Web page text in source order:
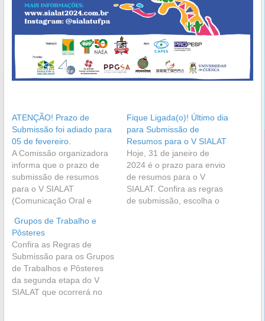
ATENÇÃO! Prazo de
Submissão foi adiado para
05 de fevereiro.
A Comissão organizadora
informa que o prazo de
submissão de resumos
para o V SIALAT
(Comunicação Oral e
de fevereiro. CLIQUE AQUI
para entrar na página de
Submissão de Trabalhos.
Fique Ligada(o)! Último dia
para Submissão de
Resumos para o V SIALAT
Hoje, 31 de janeiro de
2024 é o prazo para envio
de resumos para o V
SIALAT. Confira as regras
de submissão, escolha o
Grupos de Trabalho e
Pôsteres
Confira as Regras de
Submissão para os Grupos
de Trabalhos e Pôsteres
da segunda etapa do V
SIALAT que ocorrerá no